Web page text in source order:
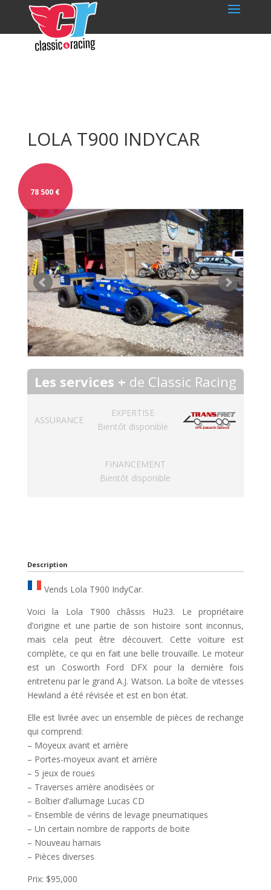
LOLA T900 INDYCAR
78 500 €
Les services + de Classic Racing
ASSURANCE
EXPERTISE
Bientôt disponible
FINANCEMENT
Bientôt disponible
Description
Vends Lola T900 IndyCar.
Voici la Lola T900 châssis Hu23. Le propriétaire
d’origine et une partie de son histoire sont inconnus,
mais cela peut être découvert. Cette voiture est
complète, ce qui en fait une belle trouvaille. Le moteur
est un Cosworth Ford DFX pour la dernière fois
entretenu par le grand A.J. Watson. La boîte de vitesses
Hewland a été révisée et est en bon état.
Elle est livrée avec un ensemble de pièces de rechange
qui comprend:
– Moyeux avant et arrière
– Portes-moyeux avant et arrière
– 5 jeux de roues
– Traverses arrière anodisées or
– Boîtier d’allumage Lucas CD
– Ensemble de vérins de levage pneumatiques
– Un certain nombre de rapports de boite
– Nouveau harnais
– Pièces diverses
Prix: $95,000